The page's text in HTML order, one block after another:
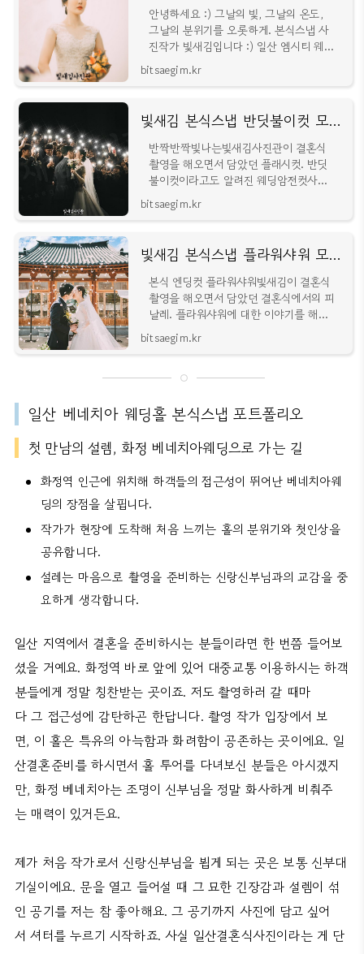
안녕하세요 :) 그날의 빛, 그날의 온도,
그날의 분위기를 오롯하게. 본식스냅 사
진작가 빛새김입니다 :) 일산 엠시티 웨딩
홀에서의 본식서브스냅 촬영 다녀왔어요.
신랑신부님께서 웨딩홀 메인
bitsaegim.kr
빛새김 본식스냅 반딧불이컷 모아보기 | 결혼식 웨딩촬영 원판스냅 | 웨딩암전컷 | 본식콘서트컷
반짝반짝빛나는빛새김사진관이 결혼식
촬영을 해오면서 담았던 플래시컷. 반딧
불이컷이라고도 알려진 웨딩암전컷사진
폰딧불이 본식콘서트컷 모아 보여드리려
해요. 원판촬영 때 친구, 지인
bitsaegim.kr
빛새김 본식스냅 플라워샤워 모아보기 - 버진로드 엔딩컷 예쁜웨딩사진 스냅작가 추천 결혼식
본식 엔딩컷 플라워샤워빛새김이 결혼식
촬영을 해오면서 담았던 결혼식에서의 피
날레. 플라워샤워에 대한 이야기를 해보
려고 해요. 플라워샤워는 결혼식 마지막
순서로 신랑신부가 버진로드
bitsaegim.kr
일산 베네치아 웨딩홀 본식스냅 포트폴리오
첫 만남의 설렘, 화정 베네치아웨딩으로 가는 길
화정역 인근에 위치해 하객들의 접근성이 뛰어난 베네치아웨
딩의 장점을 살핍니다.
작가가 현장에 도착해 처음 느끼는 홀의 분위기와 첫인상을
공유합니다.
설레는 마음으로 촬영을 준비하는 신랑신부님과의 교감을 중
요하게 생각합니다.
일산 지역에서 결혼을 준비하시는 분들이라면 한 번쯤 들어보
셨을 거예요. 화정역 바로 앞에 있어 대중교통 이용하시는 하객
분들에게 정말 칭찬받는 곳이죠. 저도 촬영하러 갈 때마
다 그 접근성에 감탄하곤 한답니다. 촬영 작가 입장에서 보
면, 이 홀은 특유의 아늑함과 화려함이 공존하는 곳이에요. 일
산결혼준비를 하시면서 홀 투어를 다녀보신 분들은 아시겠지
만, 화정 베네치아는 조명이 신부님을 정말 화사하게 비춰주
는 매력이 있거든요.
제가 처음 작가로서 신랑신부님을 뵙게 되는 곳은 보통 신부대
기실이에요. 문을 열고 들어설 때 그 묘한 긴장감과 설렘이 섞
인 공기를 저는 참 좋아해요. 그 공기까지 사진에 담고 싶어
서 셔터를 누르기 시작하죠. 사실 일산결혼식사진이라는 게 단